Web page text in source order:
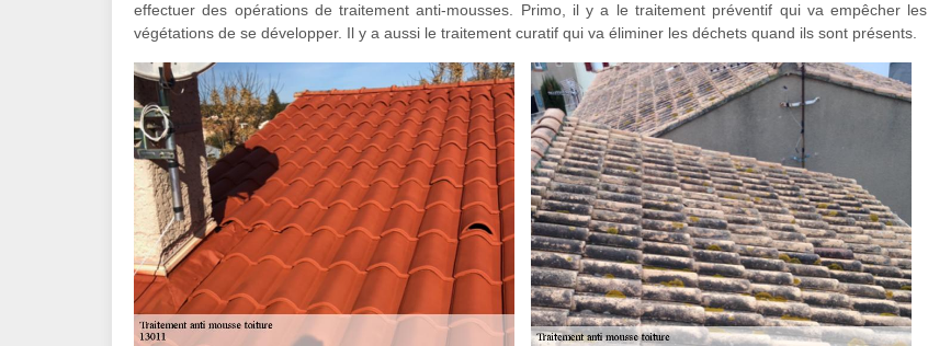
effectuer des opérations de traitement anti-mousses. Primo, il y a le traitement préventif qui va empêcher les
végétations de se développer. Il y a aussi le traitement curatif qui va éliminer les déchets quand ils sont présents.